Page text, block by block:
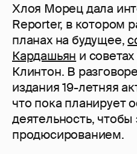
Хлоя Морец дала
Reporter, в котором
планах на будущее,
Кардашьян и
Клинтон. В
издания 19-летняя
что пока планирует
деятельность, чтобы
продюсированием.